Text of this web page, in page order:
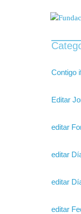
Contigo
Editar
editar
editar
editar
editar